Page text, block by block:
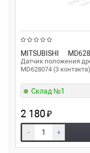
MITSUBISHI
Датчик положения
MD628074 (3
Склад №1
2 180₽
- +